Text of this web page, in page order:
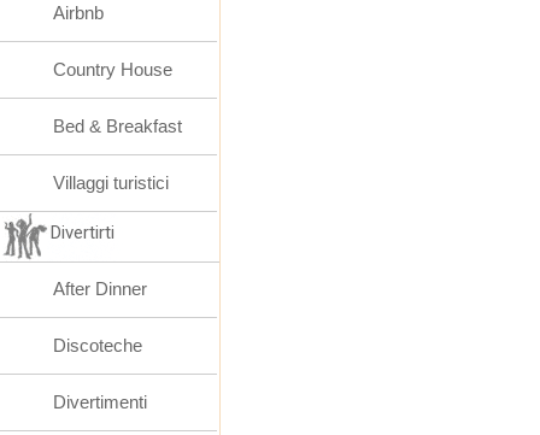
Airbnb
Country House
Bed & Breakfast
Villaggi turistici
Divertirti
After Dinner
Discoteche
Divertimenti